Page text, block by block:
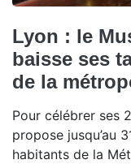
Lyon : le
baisse ses
de la
Pour célébrer ses
propose jusqu’au
habitants de la